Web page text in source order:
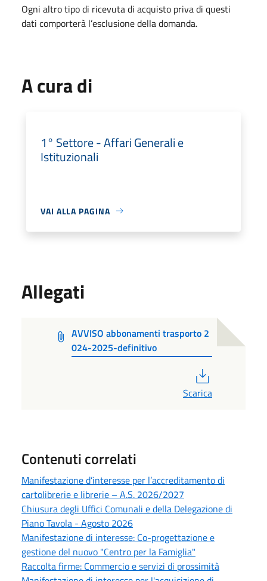
Ogni altro tipo di ricevuta di acquisto priva di questi
dati comporterà l’esclusione della domanda.
A cura di
1° Settore - Affari Generali e
Istituzionali
VAI ALLA PAGINA
Allegati
AVVISO abbonamenti trasporto 2
024-2025-definitivo
Scarica
Contenuti correlati
Manifestazione d’interesse per l’accreditamento di
cartolibrerie e librerie – A.S. 2026/2027
Chiusura degli Uffici Comunali e della Delegazione di
Piano Tavola - Agosto 2026
Manifestazione di interesse: Co-progettazione e
gestione del nuovo "Centro per la Famiglia"
Raccolta firme: Commercio e servizi di prossimità